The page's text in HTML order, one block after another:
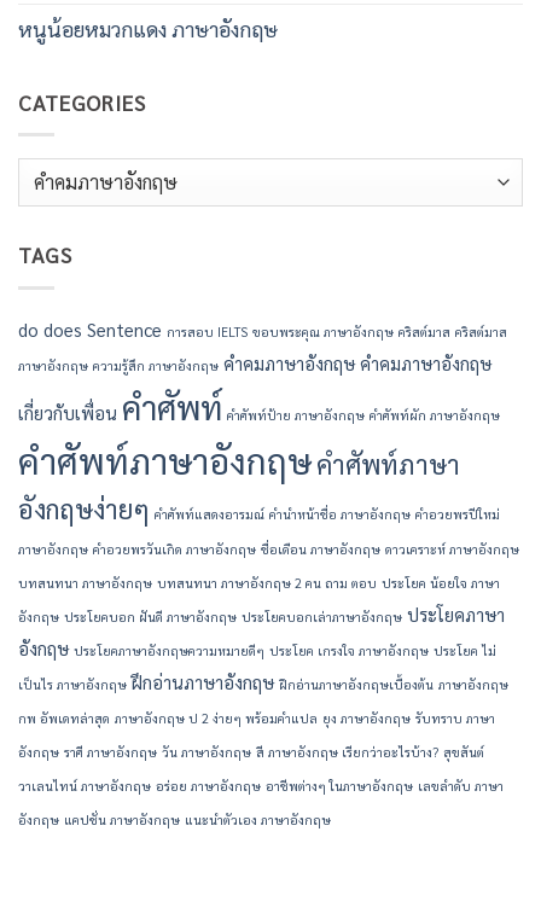
หนูน้อยหมวกแดง ภาษาอังกฤษ
CATEGORIES
Categories
TAGS
do does Sentence การสอบ IELTS ขอบพระคุณ ภาษาอังกฤษ คริสต์มาส คริสต์มาส
ภาษาอังกฤษ ความรู้สึก ภาษาอังกฤษ คำคมภาษาอังกฤษ คำคมภาษาอังกฤษ
เกี่ยวกับเพื่อน คำศัพท์ คำศัพท์ป้าย ภาษาอังกฤษ คำศัพท์ผัก ภาษาอังกฤษ
คำศัพท์ภาษาอังกฤษคำศัพท์ภาษา
อังกฤษง่ายๆ คำศัพท์แสดงอารมณ์ คํานําหน้าชื่อ ภาษาอังกฤษ คําอวยพรปีใหม่
ภาษาอังกฤษ คําอวยพรวันเกิด ภาษาอังกฤษ ชื่อเดือน ภาษาอังกฤษ ดาวเคราะห์ ภาษาอังกฤษ
บทสนทนา ภาษาอังกฤษ บทสนทนา ภาษาอังกฤษ 2 คน ถาม ตอบ ประโยค น้อยใจ ภาษา
อังกฤษ ประโยคบอก ฝันดี ภาษาอังกฤษ ประโยคบอกเล่าภาษาอังกฤษ ประโยคภาษา
อังกฤษ ประโยคภาษาอังกฤษความหมายดีๆ ประโยค เกรงใจ ภาษาอังกฤษ ประโยค ไม่
เป็นไร ภาษาอังกฤษ ฝึกอ่านภาษาอังกฤษ ฝึกอ่านภาษาอังกฤษเบื้องต้น ภาษาอังกฤษ
กพ อัพเดทล่าสุด ภาษาอังกฤษ ป 2 ง่ายๆ พร้อมคำแปล ยุง ภาษาอังกฤษ รับทราบ ภาษา
อังกฤษ ราศี ภาษาอังกฤษ วัน ภาษาอังกฤษ สี ภาษาอังกฤษ เรียกว่าอะไรบ้าง? สุขสันต์
วาเลนไทน์ ภาษาอังกฤษ อร่อย ภาษาอังกฤษ อาชีพต่างๆ ในภาษาอังกฤษ เลขลำดับ ภาษา
อังกฤษ แคปชั่น ภาษาอังกฤษ แนะนําตัวเอง ภาษาอังกฤษ